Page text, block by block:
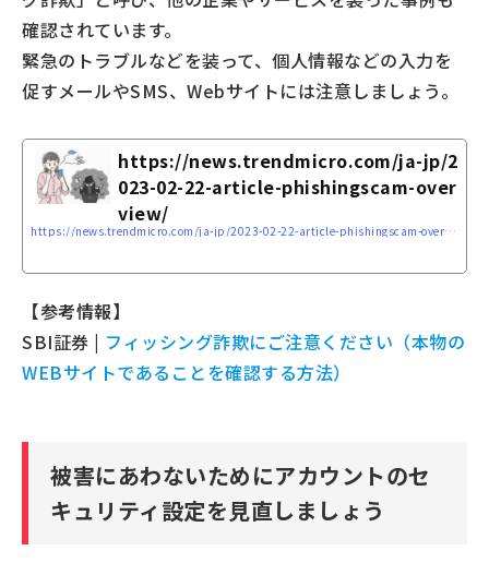
確認されています。
緊急のトラブルなどを装って、個人情報などの入力を
促すメールやSMS、Webサイトには注意しましょう。
https://news.trendmicro.com/ja-jp/2
023-02-22-article-phishingscam-over
view/
https://news.trendmicro.com/ja-jp/2023-02-22-article-phishingscam-overview/
【参考情報】
SBI証券 | フィッシング詐欺にご注意ください（本物の
WEBサイトであることを確認する方法）
被害にあわないためにアカウントのセ
キュリティ設定を見直しましょう